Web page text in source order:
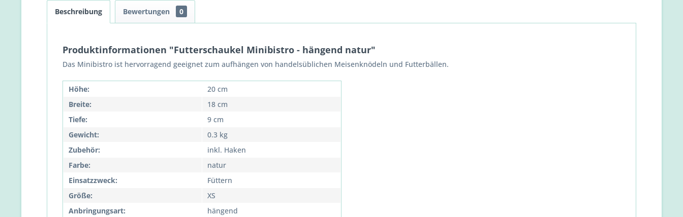
Beschreibung Bewertungen 0
Produktinformationen "Futterschaukel Minibistro - hängend natur"
Das Minibistro ist hervorragend geeignet zum aufhängen von handelsüblichen Meisenknödeln und Futterbällen.
Höhe:
20 cm
Breite:
18 cm
Tiefe:
9 cm
Gewicht:
0.3 kg
Zubehör:
inkl. Haken
Farbe:
natur
Einsatzzweck:
Füttern
Größe:
XS
Anbringungsart:
hängend